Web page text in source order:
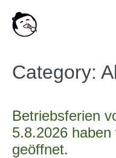
InhaltCategory:
Betriebsferien
5.8.2026
geöffnet.